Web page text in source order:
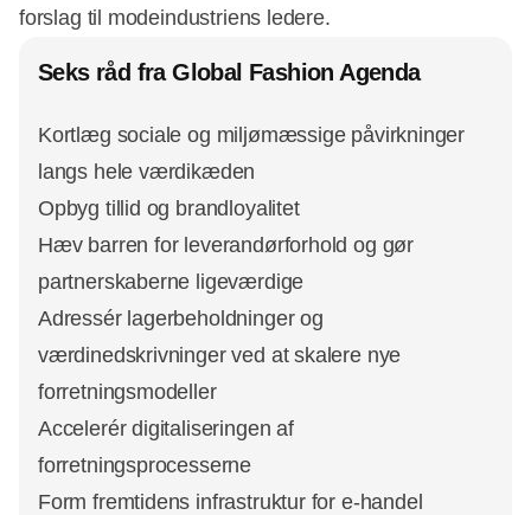
forslag til modeindustriens ledere.
Seks råd fra Global Fashion Agenda
Kortlæg sociale og miljømæssige påvirkninger
langs hele værdikæden
Opbyg tillid og brandloyalitet
Hæv barren for leverandørforhold og gør
partnerskaberne ligeværdige
Adressér lagerbeholdninger og
værdinedskrivninger ved at skalere nye
forretningsmodeller
Accelerér digitaliseringen af
forretningsprocesserne
Form fremtidens infrastruktur for e-handel